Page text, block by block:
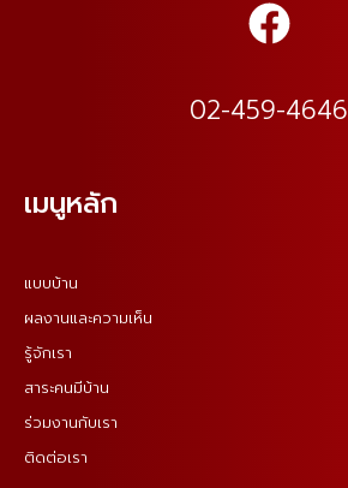
02-459-4646
เมนูหลัก
แบบบ้าน
ผลงานและความเห็น
รู้จักเรา
สาระคนมีบ้าน
ร่วมงานกับเรา
ติดต่อเรา